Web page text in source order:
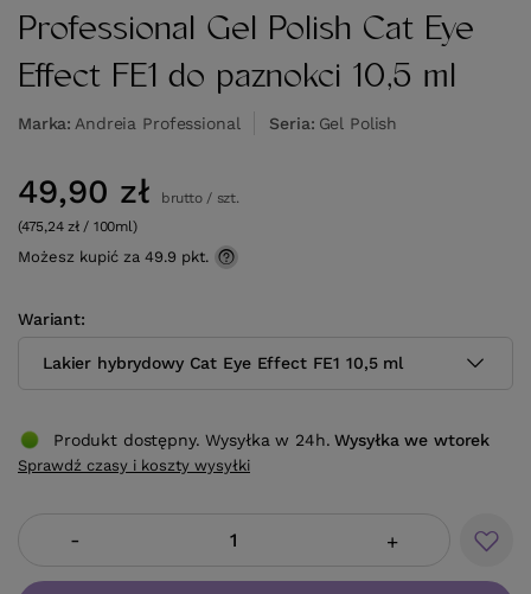
Professional Gel Polish Cat Eye
Effect FE1 do paznokci 10,5 ml
Marka Andreia Professional Seria Gel Polish
Wariant
Lakier hybrydowy Cat Eye Effect FE1 10,5 ml
49,90 zł brutto/ szt.
(475,24 zł / 100ml)
Możesz kupić za 49.9 pkt.
- +
Produkt dostępny. Wysyłka w 24h. Wysyłkawe wtorek
Sprawdź czasy i koszty wysyłki